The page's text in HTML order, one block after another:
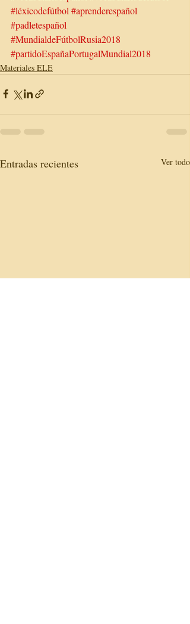
#léxicodefútbol #aprenderespañol
#padletespañol
#MundialdeFútbolRusia2018
#partidoEspañaPortugalMundial2018
Materiales ELE
Entradas recientes Ver todo